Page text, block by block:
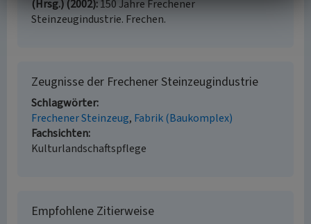
(Hrsg.) (2002) 150 Jahre Frechener
Steinzeugindustrie. Frechen.
Zeugnisse der Frechener Steinzeugindustrie
Schlagwörter
Frechener Steinzeug Fabrik (Baukomplex)
Fachsichten
Kulturlandschaftspflege
Empfohlene Zitierweise